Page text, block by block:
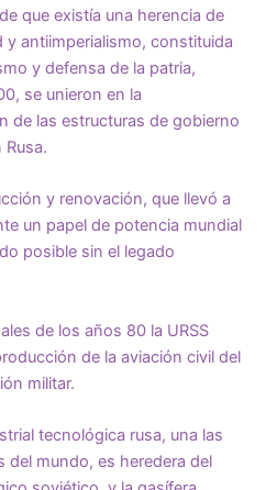
que existía una herencia de
antiimperialismo, constituida
y defensa de la patria,
se unieron en la
de las estructuras de gobierno
y renovación, que llevó a
un papel de potencia mundial
posible sin el legado
de los años 80 la URSS
de la aviación civil del
militar.
tecnológica rusa, una las
mundo, es heredera del